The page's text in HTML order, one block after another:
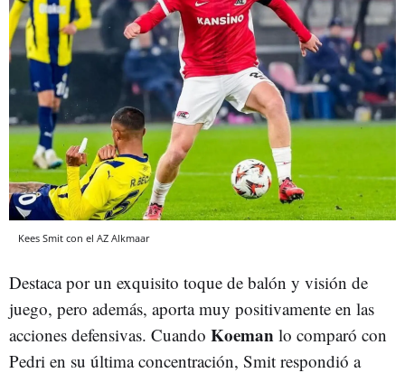
Kees Smit con el AZ Alkmaar
Destaca por un exquisito toque de balón y visión de
juego, pero además, aporta muy positivamente en las
acciones defensivas. Cuando Koeman lo comparó con
Pedri en su última concentración, Smit respondió a